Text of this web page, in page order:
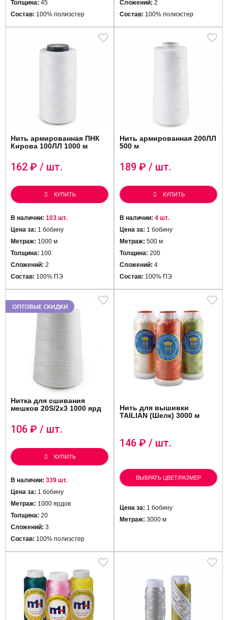
Толщина: 45
Состав: 100% полиэстер
Сложений: 2
Состав: 100% полиэстер
Нить армированная ПНК
Кирова 100ЛЛ 1000 м
162 ₽ / шт.
КУПИТЬ
В наличии: 103 шт.
Цена за: 1 бобину
Метраж: 1000 м
Толщина: 100
Сложений: 2
Состав: 100% ПЭ
Нить армированная 200ЛЛ
500 м
189 ₽ / шт.
КУПИТЬ
В наличии: 4 шт.
Цена за: 1 бобину
Метраж: 500 м
Толщина: 200
Сложений: 4
Состав: 100% ПЭ
Нитка для сшивания
мешков 20S/2х3 1000 ярд
106 ₽ / шт.
КУПИТЬ
В наличии: 339 шт.
Цена за: 1 бобину
Метраж: 1000 ярдов
Толщина: 20
Сложений: 3
Состав: 100% полиэстер
Нить для вышивки
TAILIAN (Шелк) 3000 м
146 ₽ / шт.
ВЫБРАТЬ ЦВЕТ/РАЗМЕР
Цена за: 1 бобину
Метраж: 3000 м